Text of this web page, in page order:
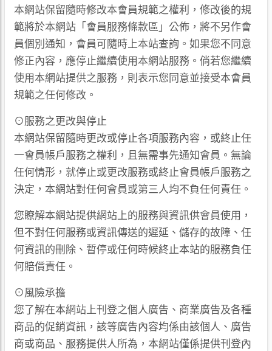
本網站保留隨時修改本會員規範之權利，修改後的規
範將於本網站「會員服務條款區」公佈，將不另作會
員個別通知，會員可隨時上本站查詢。如果您不同意
修正內容，應停止繼續使用本網站服務。倘若您繼續
使用本網站提供之服務，則表示您同意並接受本會員
規範之任何修改。
⊙服務之更改與停止
本網站保留隨時更改或停止各項服務內容，或終止任
一會員帳戶服務之權利，且無需事先通知會員。無論
任何情形，就停止或更改服務或終止會員帳戶服務之
決定，本網站對任何會員或第三人均不負任何責任。
您瞭解本網站提供網站上的服務與資訊供會員使用，
但不對任何服務或資訊傳送的遲延、儲存的故障、任
何資訊的刪除、暫停或任何時候終止本站的服務負任
何賠償責任。
⊙風險承擔
您了解在本網站上刊登之個人廣告、商業廣告及各種
商品的促銷資訊，該等廣告內容均係由該個人、廣告
商或商品、服務提供人所為，本網站僅係提供刊登內